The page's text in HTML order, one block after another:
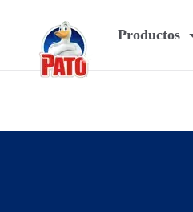
Productos